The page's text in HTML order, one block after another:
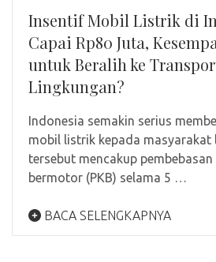
Insentif Mobil Listrik di
Capai Rp80 Juta,
untuk Beralih ke
Lingkungan?
Indonesia semakin serius
mobil listrik kepada masyarakat
tersebut mencakup
bermotor (PKB) selama 5 …
BACA SELENGKAPNYA